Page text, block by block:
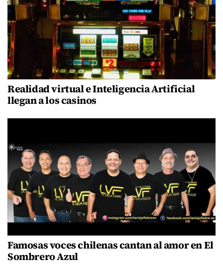
Realidad virtual e Inteligencia Artificial
llegan a los casinos
Famosas voces chilenas cantan al amor en El
Sombrero Azul